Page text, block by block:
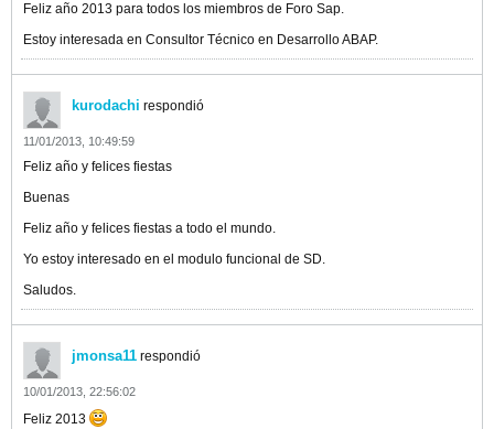
Feliz año 2013 para todos los miembros de Foro Sap.
Estoy interesada en Consultor Técnico en Desarrollo ABAP.
kurodachi respondió
11/01/2013, 10:49:59
Feliz año y felices fiestas
Buenas
Feliz año y felices fiestas a todo el mundo.
Yo estoy interesado en el modulo funcional de SD.
Saludos.
jmonsa11 respondió
10/01/2013, 22:56:02
Feliz 2013